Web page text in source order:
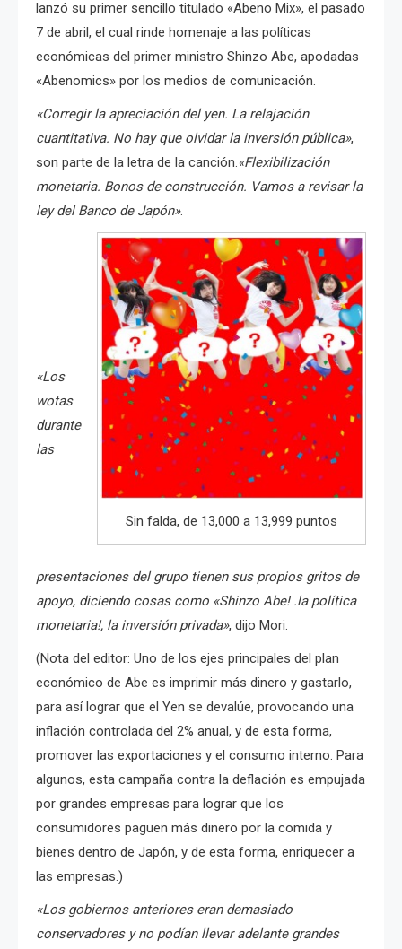
lanzó su primer sencillo titulado «Abeno Mix», el pasado
7 de abril, el cual rinde homenaje a las políticas
económicas del primer ministro Shinzo Abe, apodadas
«Abenomics» por los medios de comunicación.
«Corregir la apreciación del yen. La relajación
cuantitativa. No hay que olvidar la inversión pública»,
son parte de la letra de la canción.«Flexibilización
monetaria. Bonos de construcción. Vamos a revisar la
ley del Banco de Japón».
Sin falda, de 13,000 a 13,999 puntos
«Los
wotas
durante
las
presentaciones del grupo tienen sus propios gritos de
apoyo, diciendo cosas como «Shinzo Abe! .la política
monetaria!, la inversión privada», dijo Mori.
(Nota del editor: Uno de los ejes principales del plan
económico de Abe es imprimir más dinero y gastarlo,
para así lograr que el Yen se devalúe, provocando una
inflación controlada del 2% anual, y de esta forma,
promover las exportaciones y el consumo interno. Para
algunos, esta campaña contra la deflación es empujada
por grandes empresas para lograr que los
consumidores paguen más dinero por la comida y
bienes dentro de Japón, y de esta forma, enriquecer a
las empresas.)
«Los gobiernos anteriores eran demasiado
conservadores y no podían llevar adelante grandes